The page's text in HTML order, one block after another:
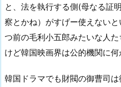
と、法を執行する側(母なる証
察とかね）がすげー使えない
つ前の毛利小五郎みたいな人
けど韓国映画界は公的機関に
韓国ドラマでも財閥の御曹司